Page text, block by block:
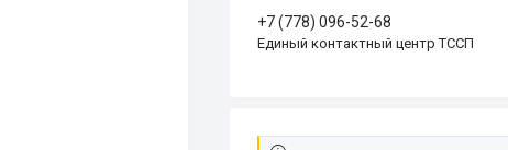
+7 (778) 096-52-68
Единый контактный центр ТССП